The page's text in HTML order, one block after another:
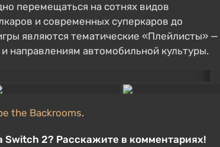
перемещаться на сотнях видов
и современных суперкаров до
являются тематические «Плейлисты» —
направлениям автомобильной культуры.
the Backrooms.
Switch 2? Расскажите в комментариях!